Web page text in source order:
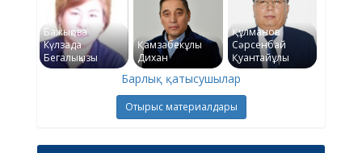
Бажықова
Күлзада
Бегалықызы
Қамзабекұлы
Дихан
Құлманов
Сәрсенбай
Қуантайұлы
Барлық қатысушылар
Отырыс материалдары